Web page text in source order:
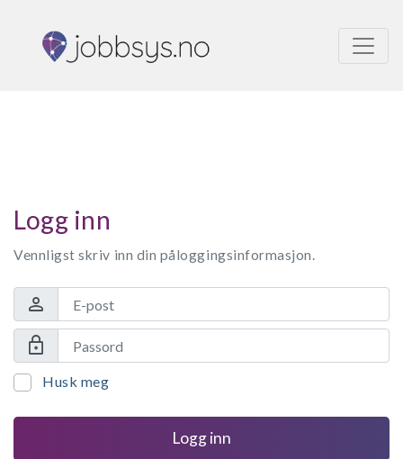
Logg inn
Vennligst skriv inn din påloggingsinformasjon.
person
lock
Husk meg
Logg inn